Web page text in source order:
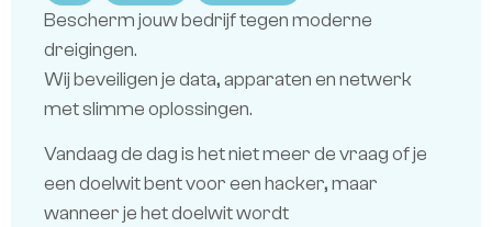
Bescherm jouw bedrijf tegen moderne
dreigingen.
Wij beveiligen je data, apparaten en netwerk
met slimme oplossingen.
Vandaag de dag is het niet meer de vraag of je
een doelwit bent voor een hacker, maar
wanneer je het doelwit wordt